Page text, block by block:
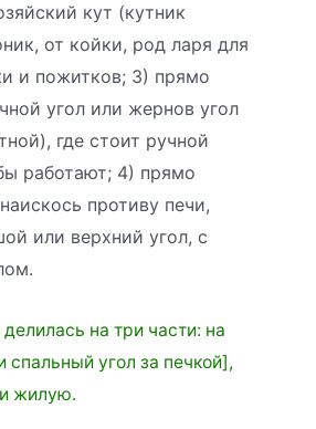
кут (кутник
от койки, род ларя для
и пожитков; 3) прямо
угол или жернов угол
где стоит ручной
работают; 4) прямо
противу печи,
или верхний угол, с
на три части: на
угол за печкой],
жилую.